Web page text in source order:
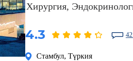
Хирургия
4.3
Стамбул, Түркия